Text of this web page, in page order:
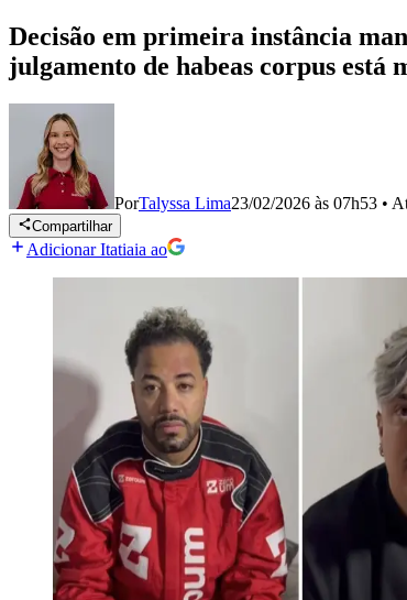
Decisão em primeira instância
julgamento de habeas corpus está
PorTalyssa Lima23/02/2026 às 07h53 •
Compartilhar
Adicionar Itatiaia ao